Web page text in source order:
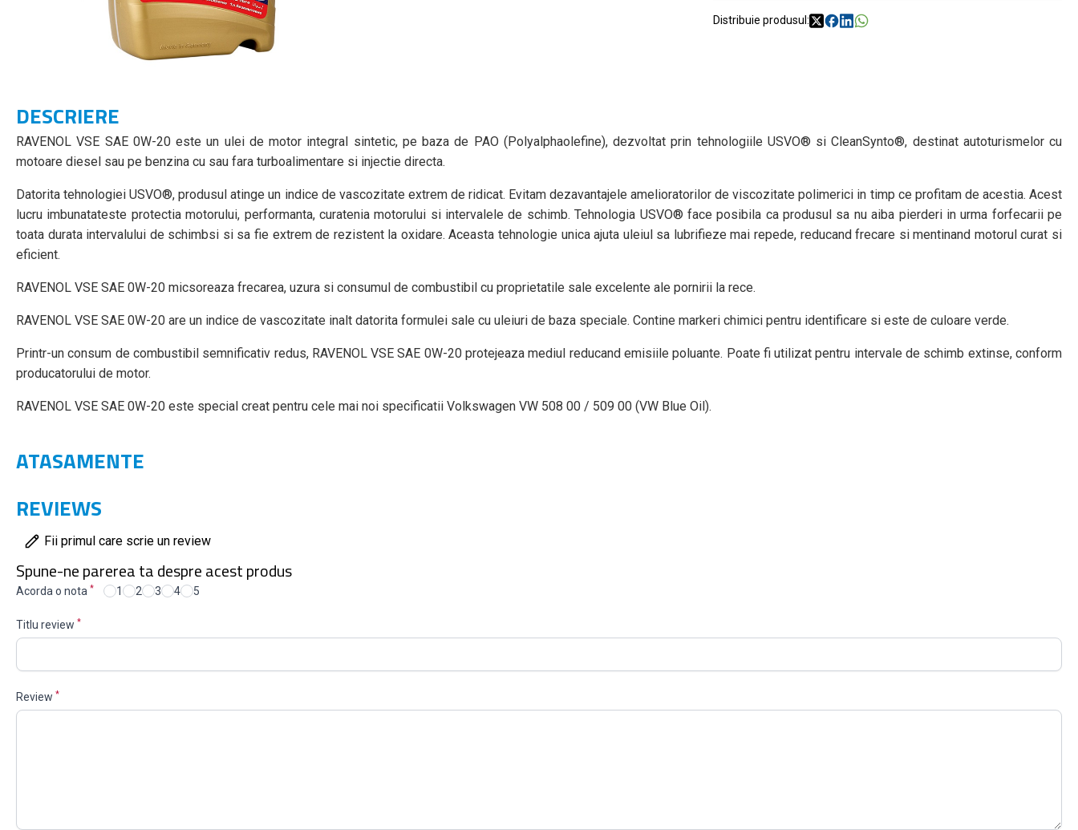
Distribuie produsul:
DESCRIERE
RAVENOL VSE SAE 0W-20 este un ulei de motor integral sintetic, pe baza de PAO (Polyalphaolefine), dezvoltat prin tehnologiile USVO® si CleanSynto®, destinat autoturismelor cu
motoare diesel sau pe benzina cu sau fara turboalimentare si injectie directa.
Datorita tehnologiei USVO®, produsul atinge un indice de vascozitate extrem de ridicat. Evitam dezavantajele amelioratorilor de viscozitate polimerici in timp ce profitam de acestia. Acest
lucru imbunatateste protectia motorului, performanta, curatenia motorului si intervalele de schimb. Tehnologia USVO® face posibila ca produsul sa nu aiba pierderi in urma forfecarii pe
toata durata intervalului de schimbsi si sa fie extrem de rezistent la oxidare. Aceasta tehnologie unica ajuta uleiul sa lubrifieze mai repede, reducand frecare si mentinand motorul curat si
eficient.
RAVENOL VSE SAE 0W-20 micsoreaza frecarea, uzura si consumul de combustibil cu proprietatile sale excelente ale pornirii la rece.
RAVENOL VSE SAE 0W-20 are un indice de vascozitate inalt datorita formulei sale cu uleiuri de baza speciale. Contine markeri chimici pentru identificare si este de culoare verde.
Printr-un consum de combustibil semnificativ redus, RAVENOL VSE SAE 0W-20 protejeaza mediul reducand emisiile poluante. Poate fi utilizat pentru intervale de schimb extinse, conform
producatorului de motor.
RAVENOL VSE SAE 0W-20 este special creat pentru cele mai noi specificatii Volkswagen VW 508 00 / 509 00 (VW Blue Oil).
ATASAMENTE
REVIEWS
Fii primul care scrie un review
Spune-ne parerea ta despre acest produs
Acorda o nota * 1 2 3 4 5
Titlu review *
Review *